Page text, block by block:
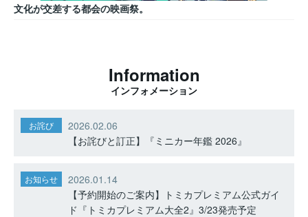
文化が交差する都会の映画祭。
Information
インフォメーション
お詫び
2026.02.06
【お詫びと訂正】『ミニカー年鑑 2026』
お知らせ
2026.01.14
【予約開始のご案内】トミカプレミアム公式ガイ
ド『トミカプレミアム大全2』3/23発売予定